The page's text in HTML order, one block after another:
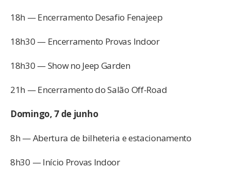
18h — Encerramento Desafio Fenajeep
18h30 — Encerramento Provas Indoor
18h30 — Show no Jeep Garden
21h — Encerramento do Salão Off-Road
Domingo, 7 de junho
8h — Abertura de bilheteria e estacionamento
8h30 — Início Provas Indoor